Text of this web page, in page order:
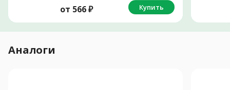
от 566₽ Купить
Аналоги